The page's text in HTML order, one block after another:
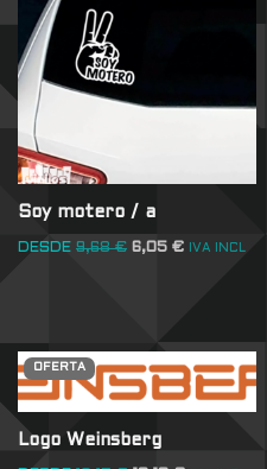
Soy motero / a
DESDE 9,68€ 6,05 € IVA INCL
OFERTA
Logo Weinsberg